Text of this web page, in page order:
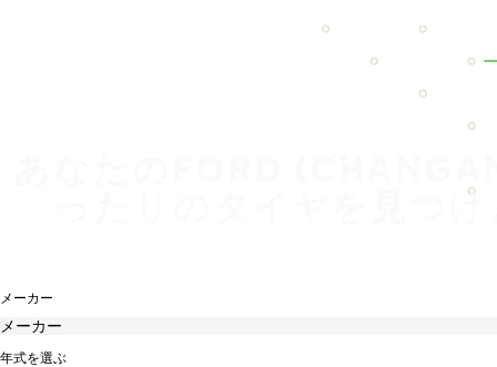
ったりのタイヤを見つ
メーカー
年式を選ぶ